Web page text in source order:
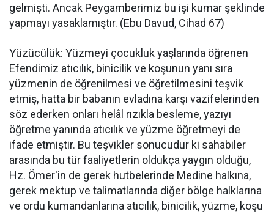
gelmişti. Ancak Peygamberimiz bu işi kumar şeklinde
yapmayı yasaklamıştır. (Ebu Davud, Cihad 67)
Yüzücülük: Yüzmeyi çocukluk yaşlarında öğrenen
Efendimiz atıcılık, binicilik ve koşunun yanı sıra
yüzmenin de öğrenilmesi ve öğretilmesini teşvik
etmiş, hatta bir babanın evladına karşı vazifelerinden
söz ederken onları helâl rızıkla besleme, yazıyı
öğretme yanında atıcılık ve yüzme öğretmeyi de
ifade etmiştir. Bu teşvikler sonucudur ki sahabiler
arasında bu tür faaliyetlerin oldukça yaygın olduğu,
Hz. Ömer'in de gerek hutbelerinde Medine halkına,
gerek mektup ve talimatlarında diğer bölge halklarına
ve ordu kumandanlarına atıcılık, binicilik, yüzme, koşu